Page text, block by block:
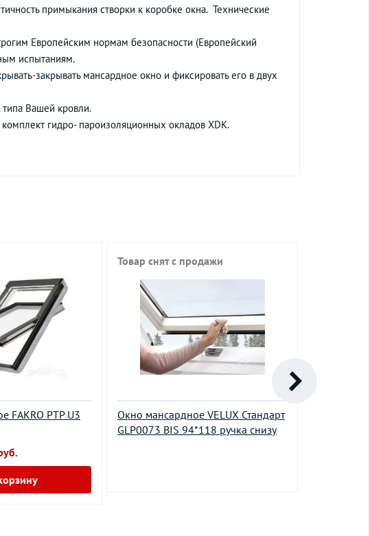
примыкания створки к коробке окна. Технические
Европейским нормам безопасности (Европейский
испытаниям.
закрывать мансардное окно и фиксировать его в двух
Вашей кровли.
гидро- пароизоляционных окладов XDK.
FAKRO PTP U3
Окно мансардное VELUX Стандарт
GLP0073 BIS 94*118 ручка снизу
Товар снят с продажи